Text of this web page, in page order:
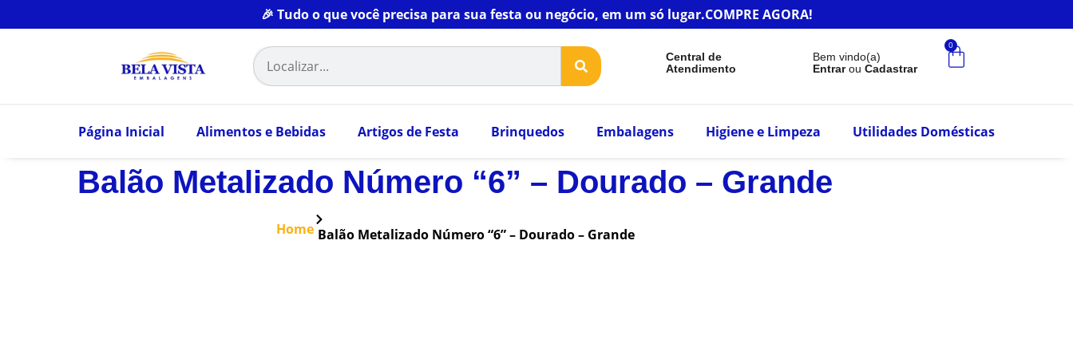
🎉 Tudo o que você precisa para sua festa ou negócio, em um só lugar.COMPRE AGORA!
Central de
Atendimento
Bem vindo(a)
EntrarouCadastrar
0
Página Inicial Alimentos e Bebidas Artigos de Festa Brinquedos Embalagens Higiene e Limpeza Utilidades Domésticas
Balão Metalizado Número “6” – Dourado – Grande
Home Balão Metalizado Número “6” – Dourado – Grande